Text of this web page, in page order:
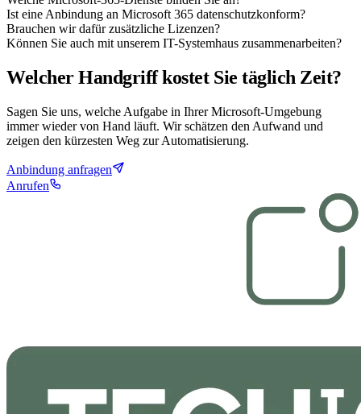
Ist eine Anbindung an Microsoft 365 datenschutzkonform?
Brauchen wir dafür zusätzliche Lizenzen?
Können Sie auch mit unserem IT-Systemhaus zusammenarbeiten?
Welcher Handgriff kostet Sie täglich Zeit?
Sagen Sie uns, welche Aufgabe in Ihrer Microsoft-Umgebung
immer wieder von Hand läuft. Wir schätzen den Aufwand und
zeigen den kürzesten Weg zur Automatisierung.
Anbindung anfragen
Anrufen